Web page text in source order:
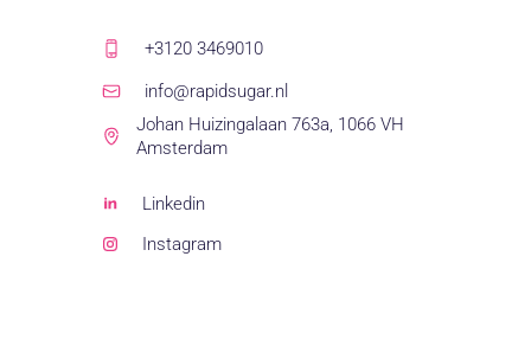
+3120 3469010
info@rapidsugar.nl
Johan Huizingalaan 763a, 1066 VH
Amsterdam
Linkedin
Instagram